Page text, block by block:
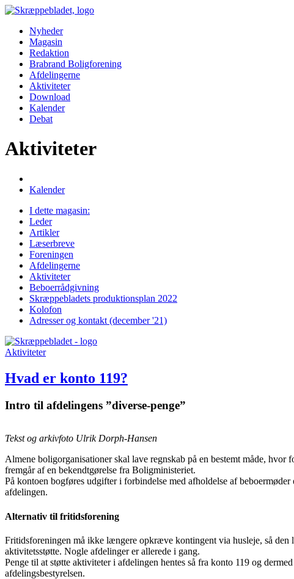
Nyheder
Magasin
Redaktion
Brabrand Boligforening
Afdelingerne
Aktiviteter
Download
Kalender
Debat
Aktiviteter
Kalender
I dette magasin:
Leder
Artikler
Læserbreve
Foreningen
Afdelingerne
Aktiviteter
Beboer­rådgivning
Skræppe­bladets produktions­plan 2022
Kolofon
Adresser og kontakt (december '21)
Aktiviteter
Hvad er konto 119?
Intro til afdelingens ”diverse-penge”
Tekst og arkivfoto Ulrik Dorph-Hansen
Almene boligorganisationer skal lave regnskab på en bestemt måde,
fremgår af en bekendtgørelse fra Boligministeriet.
På kontoen bogføres udgifter i forbindelse med afholdelse af
afdelingen.
Alternativ til fritidsforening
Fritidsforeningen må ikke længere opkræve kontingent via husleje, så
aktivitetsstøtte. Nogle afdelinger er allerede i gang.
Penge til at støtte aktiviteter i afdelingen hentes så fra konto 119 og
afdelingsbestyrelsen.